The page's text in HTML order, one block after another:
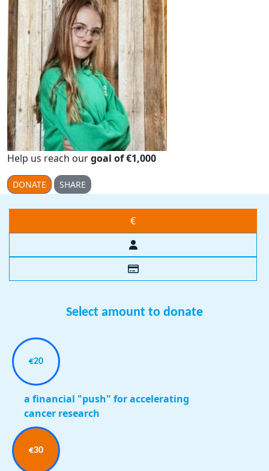
Help us reach ourgoal of €1,000
DONATE SHARE
€
Select amount to donate
€20
a financial "push" for accelerating
cancer research
€30